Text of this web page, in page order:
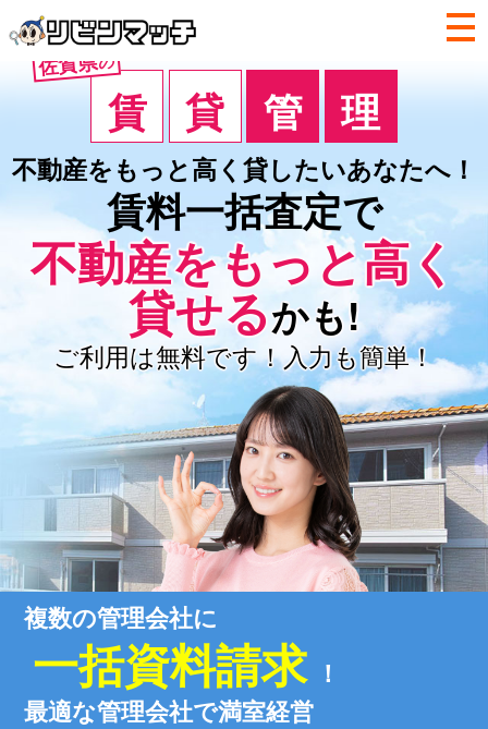
佐賀県の
賃 貸 管 理
不動産をもっと高く 貸したいあなたへ！
賃料一括査定で
不動産をもっと高く
貸せるかも!
ご利用は無料です！入力も簡単！
複数の管理会社に
一括資料請求 ！
最適な管理会社で満室経営